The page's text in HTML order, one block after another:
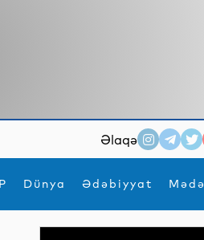
Əlaqə
Dünya Ədəbiyyat